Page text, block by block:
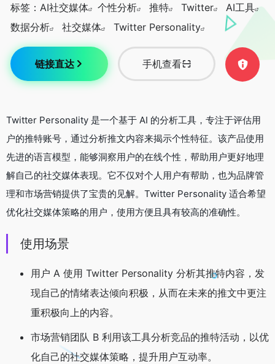
标签： AI社交媒体 个性分析 推特 Twitter
AI工具
数据分析
社交媒体 Twitter Personality
链接直达 手机查看
Twitter Personality 是一个基于 AI 的分析工具，专注于评估用
户的推特账号，通过分析推文内容来揭示个性特征。该产品使用
先进的语言模型，能够洞察用户的在线个性，帮助用户更好地理
解自己的社交媒体表现。它不仅对个人用户有帮助，也为品牌管
理和市场营销提供了宝贵的见解。Twitter Personality 适合希望
优化社交媒体策略的用户，使用方便且具有较高的准确性。
使用场景
用户 A 使用 Twitter Personality 分析其推特内容，发
现自己的情绪表达倾向积极，从而在未来的推文中更注
重积极向上的内容。
市场营销团队 B 利用该工具分析竞品的推特活动，以优
化自己的社交媒体策略，提升用户互动率。